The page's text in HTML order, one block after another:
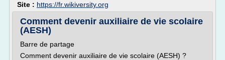
Site : https://fr.wikiversity.org
Comment devenir auxiliaire de vie scolaire
(AESH)
Barre de partage
Comment devenir auxiliaire de vie scolaire (AESH) ?